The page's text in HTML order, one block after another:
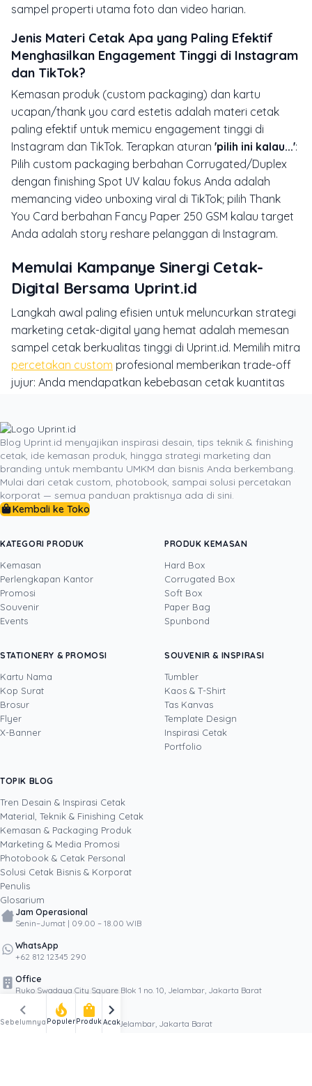
sampel properti utama foto dan video harian.
Jenis Materi Cetak Apa yang Paling Efektif
Menghasilkan Engagement Tinggi di Instagram
dan TikTok?
Kemasan produk (custom packaging) dan kartu
ucapan/thank you card estetis adalah materi cetak
paling efektif untuk memicu engagement tinggi di
Instagram dan TikTok. Terapkan aturan 'pilih ini kalau...':
Pilih custom packaging berbahan Corrugated/Duplex
dengan finishing Spot UV kalau fokus Anda adalah
memancing video unboxing viral di TikTok; pilih Thank
You Card berbahan Fancy Paper 250 GSM kalau target
Anda adalah story reshare pelanggan di Instagram.
Memulai Kampanye Sinergi Cetak-
Digital Bersama Uprint.id
Langkah awal paling efisien untuk meluncurkan strategi
marketing cetak-digital yang hemat adalah memesan
sampel cetak berkualitas tinggi di Uprint.id. Memilih mitra
percetakan custom profesional memberikan trade-off
jujur: Anda mendapatkan kebebasan cetak kuantitas
sehingga fokus Anda tetap 100% pada eksekusi konten
dan pertumbuhan bisnis.
Dengan memadukan keunggulan fisik media cetak dan
daya jangkau luas media sosial, kampanye pemasaran
bisnis Anda tidak hanya tampil lebih otentik dan
Mulai inventarisasi materi cetak Anda hari ini, dan ubah
setiap selembar kertas menjadi aset digital yang
mendatangkan penjualan!
Devito
Devito adalah CFO sekaligus COO Uprint.id
dengan pengalaman lebih dari 15 tahun di
bidang keuangan dan operasional bisnis. Ia
menjaga dua sisi perusahaan sekaligus:
kesehatan finansial (arus kas, margin, strategi
harga) dan kelancaran operasional produksi di
yang rumit menjadi keputusan sederhana,
membantu pembaca menimbang biaya cetak
brosur, kemasan, atau banner sebagai investasi
yang jelas hitungan untungnya.
Lihat semua penulis
SHARE POST:
Popular
Blog Uprint.id menyajikan inspirasi desain, tips teknik & finishing
cetak, ide kemasan produk, hingga strategi marketing dan
branding untuk membantu UMKM dan bisnis Anda berkembang.
Mulai dari cetak custom, photobook, sampai solusi percetakan
korporat — semua panduan praktisnya ada di sini.
Kembali ke Toko
KATEGORI PRODUK
Kemasan
Perlengkapan Kantor
Promosi
Souvenir
Events
PRODUK KEMASAN
Hard Box
Corrugated Box
Soft Box
Paper Bag
Spunbond
STATIONERY & PROMOSI
Kartu Nama
Kop Surat
Brosur
Flyer
X-Banner
SOUVENIR & INSPIRASI
Tumbler
Kaos & T-Shirt
Tas Kanvas
Template Design
Inspirasi Cetak
Portfolio
TOPIK BLOG
Tren Desain & Inspirasi Cetak
Material, Teknik & Finishing Cetak
Kemasan & Packaging Produk
Marketing & Media Promosi
Photobook & Cetak Personal
Solusi Cetak Bisnis & Korporat
Penulis
Glosarium
Jam Operasional
Senin–Jumat | 09.00 – 18.00 WIB
WhatsApp
+62 812 12345 290
Office
Ruko Swadaya City Square Blok 1 no. 10, Jelambar, Jakarta Barat
Factory
Jl. Swadaya Raya no. 1762, Jelambar, Jakarta Barat
chevron_left
Sebelumnya
local_fire_department
Populer
shopping_bag
Produk
chevron_right
Acak